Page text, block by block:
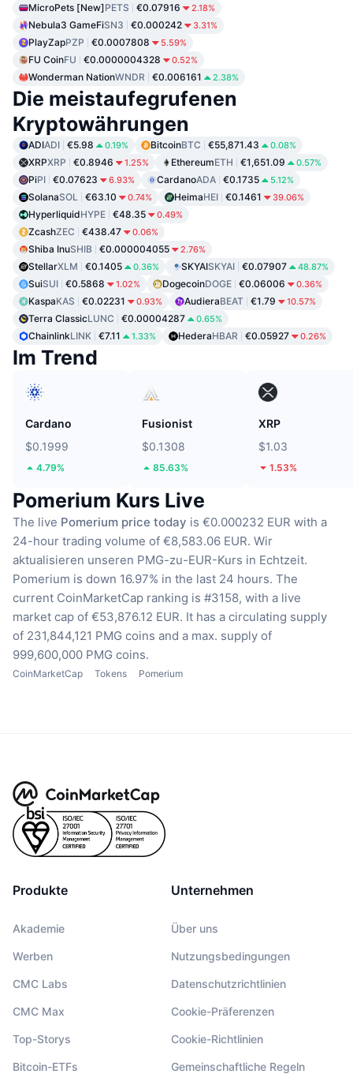
MicroPets [New]PETS €0.07916 2.18%
Nebula3 GameFiSN3 €0.000242 3.31%
PlayZapPZP €0.0007808 5.59%
FU CoinFU €0.0000004328 0.52%
Wonderman NationWNDR €0.006161 2.38%
Die meistaufegrufenen
Kryptowährungen
ADIADI €5.98 0.19% BitcoinBTC €55,871.43 0.08%
XRPXRP €0.8946 1.25% EthereumETH €1,651.09 0.57%
PiPI €0.07623 6.93% CardanoADA €0.1735 5.12%
SolanaSOL €63.10 0.74% HeimaHEI €0.1461 39.06%
HyperliquidHYPE €48.35 0.49%
ZcashZEC €438.47 0.06%
Shiba InuSHIB €0.000004055 2.76%
StellarXLM €0.1405 0.36% SKYAISKYAI €0.07907 48.87%
SuiSUI €0.5868 1.02% DogecoinDOGE €0.06006 0.36%
KaspaKAS €0.02231 0.93% AudieraBEAT €1.79 10.57%
Terra ClassicLUNC €0.00004287 0.65%
ChainlinkLINK €7.11 1.33% HederaHBAR €0.05927 0.26%
Im Trend
Cardano
$0.1999
4.79%
Fusionist
$0.1308
85.63%
XRP
$1.03
1.53%
Pomerium Kurs Live
The live Pomerium price today is €0.000232 EUR with a
24-hour trading volume of €8,583.06 EUR. Wir
aktualisieren unseren PMG-zu-EUR-Kurs in Echtzeit.
Pomerium is down 16.97% in the last 24 hours. The
current CoinMarketCap ranking is #3158, with a live
market cap of €53,876.12 EUR. It has a circulating supply
of 231,844,121 PMG coins and a max. supply of
999,600,000 PMG coins.
CoinMarketCap Tokens Pomerium
Produkte
Akademie
Werben
CMC Labs
CMC Max
Top-Storys
Bitcoin-ETFs
Unternehmen
Über uns
Nutzungsbedingungen
Datenschutzrichtlinien
Cookie-Präferenzen
Cookie-Richtlinien
Gemeinschaftliche Regeln